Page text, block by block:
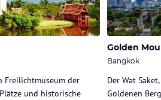
Freilichtmuseum der
und historische
Golden
Bangkok
Der Wat
Goldenen